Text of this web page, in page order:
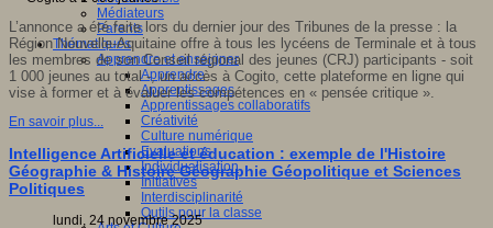
Médiateurs
Parents
Thématiques
Apprendre et enseigner
Apprendre
Apprentissages
Apprentissages collaboratifs
Créativité
Culture numérique
Evaluations
Individualisation
Initiatives
Interdisciplinarité
Outils pour la classe
L’annonce a été faite lors du dernier jour des Tribunes de la presse : la
Région Nouvelle-Aquitaine offre à tous les lycéens de Terminale et à tous
les membres de son Conseilrégional des jeunes (CRJ) participants - soit
1 000 jeunes au total-,un accès à Cogito, cette plateforme en ligne qui
vise à former et à évaluer les compétences en « pensée critique ».
.
En savoir plus...
Intelligence Artificielle et éducation : exemple de l'Histoire
Géographie & Histoire Géographie Géopolitique et Sciences
Politiques
lundi, 24 novembre 2025